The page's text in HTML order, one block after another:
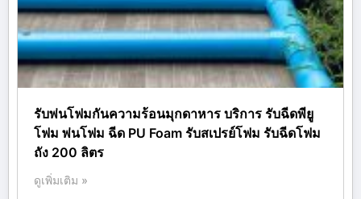
รับพ่นโฟมกันความร้อนมุกดาหาร บริการ รับฉีดพียู
โฟม พ่นโฟม ฉีด PU Foam รับสเปรย์โฟม รับฉีดโฟม
ถัง 200 ลิตร
ดูเพิ่มเติม »